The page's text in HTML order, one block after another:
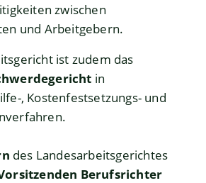
zwischen
und Arbeitgebern.
ist zudem das
in
, Kostenfestsetzungs- und
des Landesarbeitsgerichtes
Berufsrichter